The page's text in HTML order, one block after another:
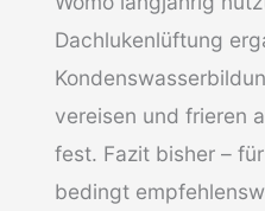
Dachlukenlüftung
vereisen und frieren
fest. Fazit bisher –
bedingt